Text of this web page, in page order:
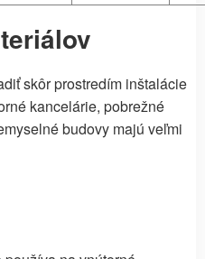
skôr prostredím inštalácie
kancelárie, pobrežné
budovy majú veľmi